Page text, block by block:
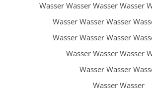
Wasser Wasser Wasser Wasser
Wasser Wasser Wasser
Wasser Wasser Wasser
Wasser Wasser Wasser
Wasser Wasser
Wasser Wasser